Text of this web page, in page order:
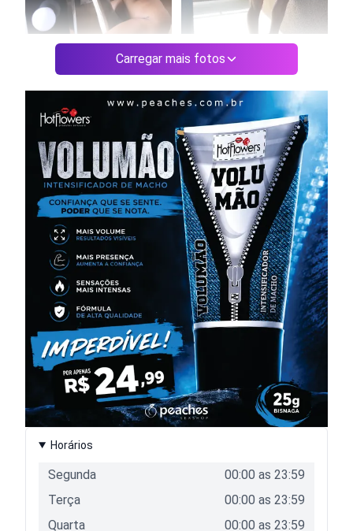
Carregar mais fotos
Horários
Segunda 00:00 as 23:59
Terça
00:00 as 23:59
Quarta
00:00 as 23:59